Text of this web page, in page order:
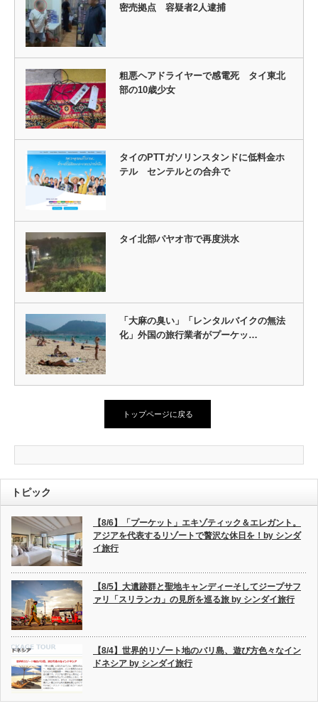
密売拠点 容疑者2人逮捕
粗悪ヘアドライヤーで感電死 タイ東北
部の10歳少女
タイのPTTガソリンスタンドに低料金ホ
テル センテルとの合弁で
タイ北部パヤオ市で再度洪水
「大麻の臭い」「レンタルバイクの無法
化」外国の旅行業者がプーケッ…
トップページに戻る
トピック
【8/6】「プーケット」エキゾティック＆エレガント。
アジアを代表するリゾートで贅沢な休日を！by シンダ
イ旅行
【8/5】大遺跡群と聖地キャンディーそしてジープサフ
ァリ「スリランカ」の見所を巡る旅 by シンダイ旅行
【8/4】世界的リゾート地のバリ島、遊び方色々なイン
ドネシア by シンダイ旅行